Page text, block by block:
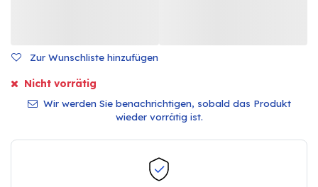
Zur Wunschliste hinzufügen
Nicht vorrätig
Wir werden Sie benachrichtigen, sobald das Produkt
wieder vorrätig ist.